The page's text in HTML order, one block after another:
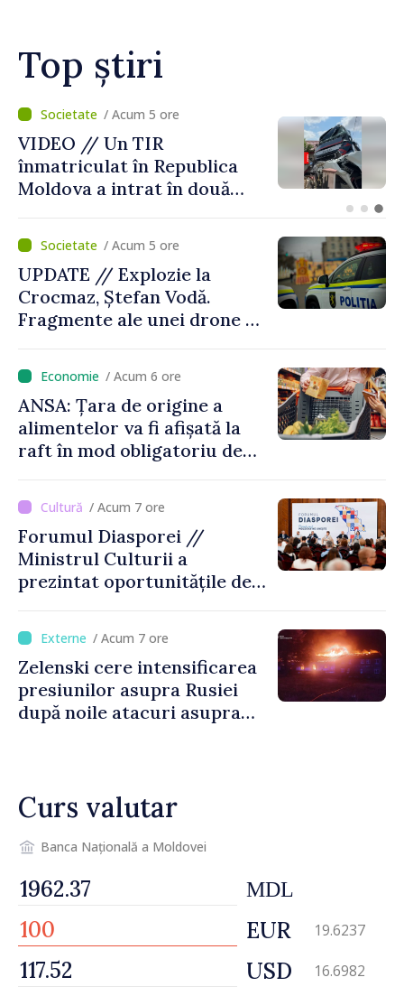
Top știri
/ Acum 2 ore
Judocanul Vladimir Iacomi a
cucerit bronzul la Cupa
Europei de tineret de la
/ Acum 5 ore
UPDATE // Explozie la
Crocmaz, Ștefan Vodă.
Fragmente ale unei drone de
locului
/ Acum 6 ore
ANSA: Țara de origine a
alimentelor va fi afișată la
raft în mod obligatoriu de
riscă amenzi de zeci de mii
de lei de lei/ Acum 7 ore
Forumul Diasporei //
Ministrul Culturii a
prezintat oportunitățile de
culturale și mobilitatea
artiștilor/ Acum 7 ore
Zelenski cere intensificarea
presiunilor asupra Rusiei
după noile atacuri asupra
Curs valutar
Banca Națională a Moldovei
MDL
EUR 19.6237
USD 16.6982